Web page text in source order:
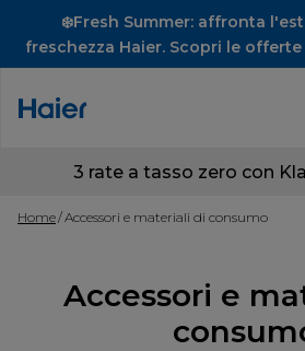
❄️Fresh Summer: affronta
freschezza Haier. Scopri le
3 rate a tasso zero con
Home Accessori e materiali di consumo
Accessori e